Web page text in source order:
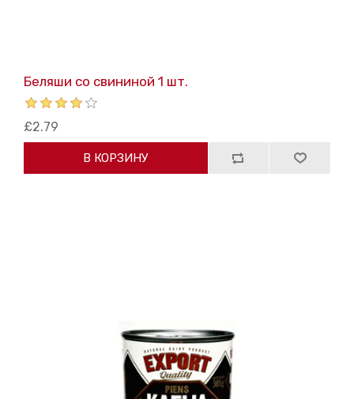
Беляши со свининой 1 шт.
£2.79
В КОРЗИНУ